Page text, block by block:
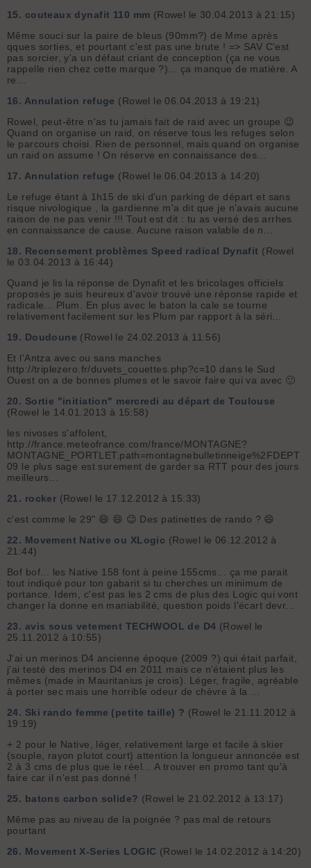
15. couteaux dynafit 110 mm (Rowel le 30.04.2013 à 21:15)
Même souci sur la paire de bleus (90mm?) de Mme après
qques sorties, et pourtant c'est pas une brute ! => SAV C'est
pas sorcier, y'a un défaut criant de conception (ça ne vous
rappelle rien chez cette marque ?)... ça manque de matière. A
re...
16. Annulation refuge (Rowel le 06.04.2013 à 19:21)
Rowel, peut-être n'as tu jamais fait de raid avec un groupe 😉
Quand on organise un raid, on réserve tous les refuges selon
le parcours choisi. Rien de personnel, mais quand on organise
un raid on assume ! On réserve en connaissance des...
17. Annulation refuge (Rowel le 06.04.2013 à 14:20)
Le refuge étant à 1h15 de ski d'un parking de départ et sans
risque nivologique , la gardienne m'a dit que je n'avais aucune
raison de ne pas venir !!! Tout est dit : tu as versé des arrhes
en connaissance de cause. Aucune raison valable de n...
18. Recensement problèmes Speed radical Dynafit (Rowel
le 03.04.2013 à 16:44)
Quand je lis la réponse de Dynafit et les bricolages officiels
proposés je suis heureux d'avoir trouvé une réponse rapide et
radicale... Plum. En plus avec le baton la cale se tourne
relativement facilement sur les Plum par rapport à la séri...
19. Doudoune (Rowel le 24.02.2013 à 11:56)
Et l'Antza avec ou sans manches
http://triplezero.fr/duvets_couettes.php?c=10 dans le Sud
Ouest on a de bonnes plumes et le savoir faire qui va avec 🙂
20. Sortie "initiation" mercredi au départ de Toulouse
(Rowel le 14.01.2013 à 15:58)
les nivoses s'affolent,
http://france.meteofrance.com/france/MONTAGNE?
MONTAGNE_PORTLET.path=montagnebulletinneige%2FDEPT
09 le plus sage est surement de garder sa RTT pour des jours
meilleurs...
21. rocker (Rowel le 17.12.2012 à 15:33)
c'est comme le 29" 😄 😄 😉 Des patinettes de rando ? 😄
22. Movement Native ou XLogic (Rowel le 06.12.2012 à
21:44)
Bof bof... les Native 158 font à peine 155cms... ça me parait
tout indiqué pour ton gabarit si tu cherches un minimum de
portance. Idem, c'est pas les 2 cms de plus des Logic qui vont
changer la donne en maniabilité, question poids l'écart devr...
23. avis sous vetement TECHWOOL de D4 (Rowel le
25.11.2012 à 10:55)
J'ai un merinos D4 ancienne époque (2009 ?) qui était parfait,
j'ai testé des merinos D4 en 2011 mais ce n'étaient plus les
mêmes (made in Mauritanius je crois). Léger, fragile, agréable
à porter sec mais une horrible odeur de chèvre à la ...
24. Ski rando femme (petite taille) ? (Rowel le 21.11.2012 à
19:19)
+ 2 pour le Native, léger, relativement large et facile à skier
(souple, rayon plutot court) attention la longueur annoncée est
2 à 3 cms de plus que le réel... A trouver en promo tant qu'à
faire car il n'est pas donné !
25. batons carbon solide? (Rowel le 21.02.2012 à 13:17)
Même pas au niveau de la poignée ? pas mal de retours
pourtant
26. Movement X-Series LOGIC (Rowel le 14.02.2012 à 14:20)